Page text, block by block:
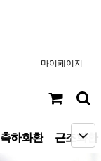
마이페이지
축하화환 근조화환